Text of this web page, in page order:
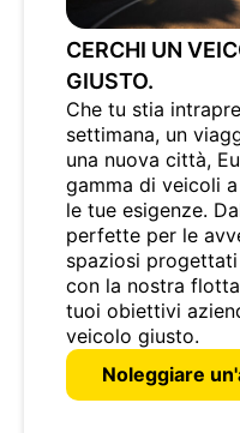
CERCHI UN
GIUSTO.
Che tu stia
settimana, un
una nuova città,
gamma di veicoli
le tue esigenze.
perfette per le
spaziosi
con la nostra
tuoi obiettivi
veicolo giusto.
Noleggiare